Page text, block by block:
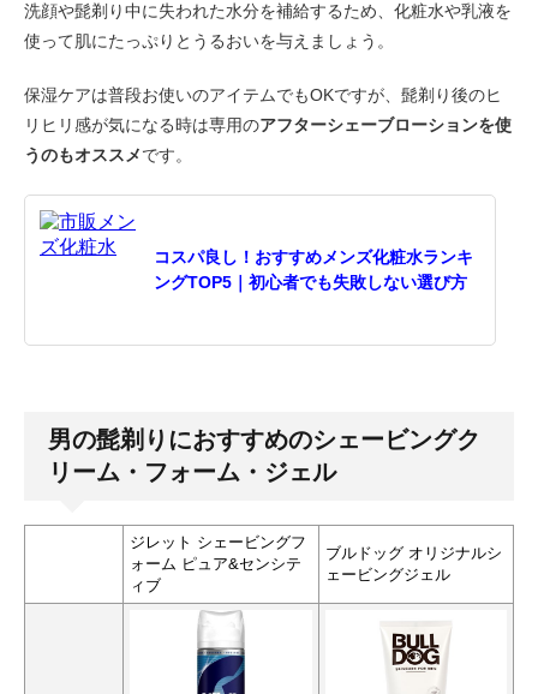
洗顔や髭剃り中に失われた水分を補給するため、化粧水や乳液を
使って肌にたっぷりとうるおいを与えましょう。
保湿ケアは普段お使いのアイテムでもOKですが、髭剃り後のヒ
リヒリ感が気になる時は専用のアフターシェーブローションを使
うのもオススメです。
コスパ良し！おすすめメンズ化粧水ランキ
ングTOP5｜初心者でも失敗しない選び方
男の髭剃りにおすすめのシェービングク
リーム・フォーム・ジェル
ジレット シェービングフ
ォーム ピュア&センシテ
ィブ
ブルドッグ オリジナルシ
ェービングジェル